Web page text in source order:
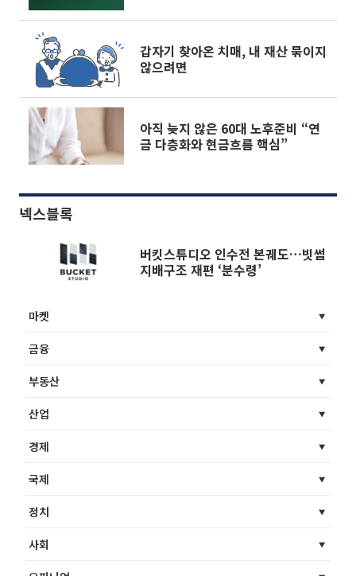
갑자기 찾아온 치매, 내 재산 묶이지
않으려면
아직 늦지 않은 60대 노후준비 “연
금 다층화와 현금흐름 핵심”
넥스블록
버킷스튜디오 인수전 본궤도…빗썸
지배구조 재편 ‘분수령’
마켓
금융
부동산
산업
경제
국제
정치
사회